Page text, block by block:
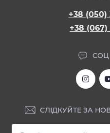
+38 (050)
+38 (067)
СОЦ
СЛІДКУЙТЕ ЗА